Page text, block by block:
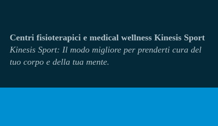
Centri fisioterapici e medical wellness Kinesis Sport
Kinesis Sport: Il modo migliore per prenderti cura del
tuo corpo e della tua mente.